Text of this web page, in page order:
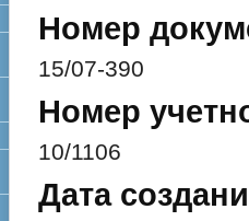
Номер
15/07-390
Номер
10/1106
Дата